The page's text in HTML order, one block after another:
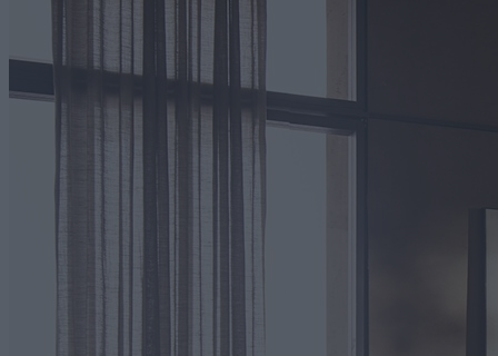
Poliform: arredi moderni e